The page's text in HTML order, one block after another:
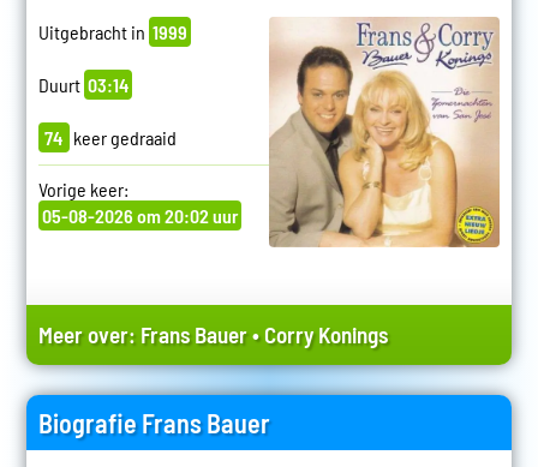
Uitgebracht in 1999
Duurt 03:14
74 keer gedraaid
Vorige keer:
05-08-2026 om 20:02 uur
Meer over: Frans Bauer•Corry Konings
Biografie Frans Bauer